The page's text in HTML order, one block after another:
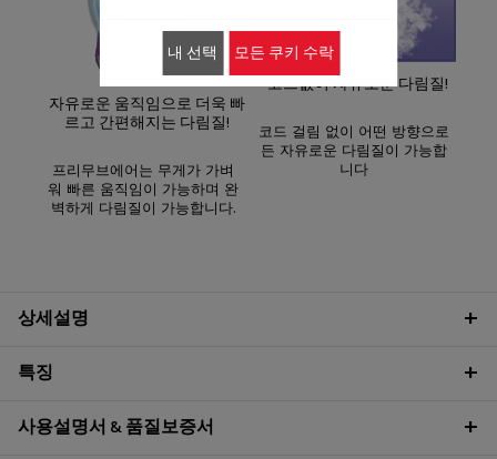
자유로운 움직임으로 더욱 빠
르고 간편해지는 다림질!
프리무브에어는 무게가 가벼
워 빠른 움직임이 가능하며 완
벽하게 다림질이 가능합니다.
코드없이 자유로운 다림질!
코드 걸림 없이 어떤 방향으로
든 자유로운 다림질이 가능합
니다
상세설명
특징
사용설명서 & 품질보증서
내 선택 모든 쿠키 수락